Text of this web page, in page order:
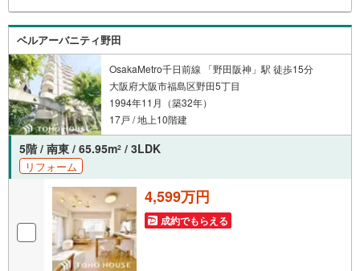
ュレーションのご相談・無理のないライフプラン、提携に
よる低金利住宅ローンのご提案、購入前に知る「購入後の
家族の生活」を「未来カレンダー」で見える化します。
（2）ご購入後から始まる「専属FPによるファイナンシャ
ルライフサポート」・漠然としたキャッシュフローのグラ
フ化、効果的な生命保険の見直し、繰り上げ返済の効果的
なタイミングなどご提案させて頂きます。
ベルアーバニティ野田
OsakaMetro千日前線 「野田阪神」駅 徒歩15分
大阪府大阪市福島区野田5丁目
1994年11月（築32年）
17戸 / 地上10階建
5階 / 南東 / 65.95m2 / 3LDK
リフォーム
4,599万円
成約でもらえる